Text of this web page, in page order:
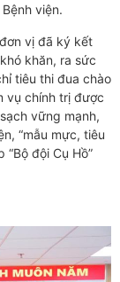
viện.
vị đã ký kết
khăn, ra sức
tiêu thi đua chào
vụ chính trị được
vững mạnh,
“mẫu mực, tiêu
đội Cụ Hồ”